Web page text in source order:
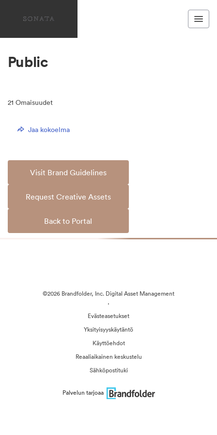
Public
21 Omaisuudet
Jaa kokoelma
Visit Brand Guidelines
Request Creative Assets
Back to Portal
©2026 Brandfolder, Inc. Digital Asset Management
·
Evästeasetukset
Yksityisyyskäytäntö
Käyttöehdot
Reaaliaikainen keskustelu
Sähköpostituki
Palvelun tarjoaa